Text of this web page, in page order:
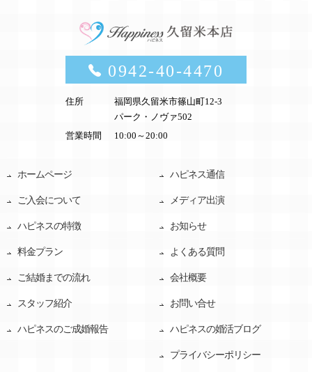
0942-40-4470
住所
福岡県久留米市篠山町12-3
パーク・ノヴァ502
営業時間
10:00～20:00
ホームページ
ご入会について
ハピネスの特徴
料金プラン
ご結婚までの流れ
スタッフ紹介
ハピネスのご成婚報告
ハピネス通信
メディア出演
お知らせ
よくある質問
会社概要
お問い合せ
ハピネスの婚活ブログ
プライバシーポリシー